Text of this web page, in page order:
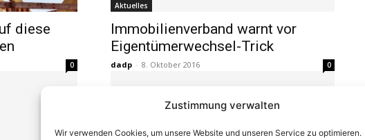
Zustimmung verwalten
Wir verwenden Cookies, um unsere Website und unseren Service zu optimieren.
diese
0
Aktuelles
Immobilienverband warnt vor
Eigentümerwechsel-Trick
dadp - 8. Oktober 2016 0